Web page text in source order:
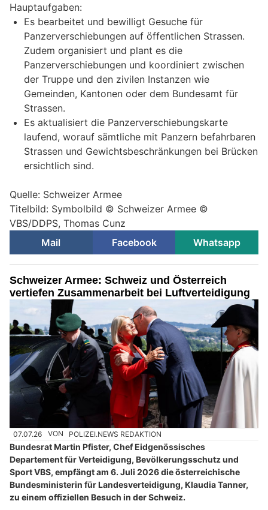
Hauptaufgaben:
Es bearbeitet und bewilligt Gesuche für
Panzerverschiebungen auf öffentlichen Strassen.
Zudem organisiert und plant es die
Panzerverschiebungen und koordiniert zwischen
der Truppe und den zivilen Instanzen wie
Gemeinden, Kantonen oder dem Bundesamt für
Strassen.
Es aktualisiert die Panzerverschiebungskarte
laufend, worauf sämtliche mit Panzern befahrbaren
Strassen und Gewichtsbeschränkungen bei Brücken
ersichtlich sind.
Quelle: Schweizer Armee
Titelbild: Symbolbild © Schweizer Armee ©
VBS/DDPS, Thomas Cunz
Mail
Facebook Whatsapp
Schweizer Armee: Schweiz und Österreich
vertiefen Zusammenarbeit bei Luftverteidigung
07.07.26 VON POLIZEI.NEWS REDAKTION
Bundesrat Martin Pfister, Chef Eidgenössisches
Departement für Verteidigung, Bevölkerungsschutz und
Sport VBS, empfängt am 6. Juli 2026 die österreichische
Bundesministerin für Landesverteidigung, Klaudia Tanner,
zu einem offiziellen Besuch in der Schweiz.